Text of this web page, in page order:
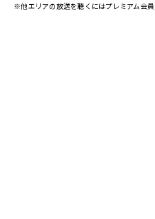
※他エリアの放送を聴くにはプレミアム会員